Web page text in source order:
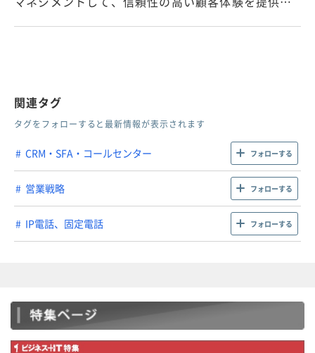
関連タグ
タグをフォローすると最新情報が表示されます
CRM・SFA・コールセンター フォローする
営業戦略 フォローする
IP電話、固定電話 フォローする